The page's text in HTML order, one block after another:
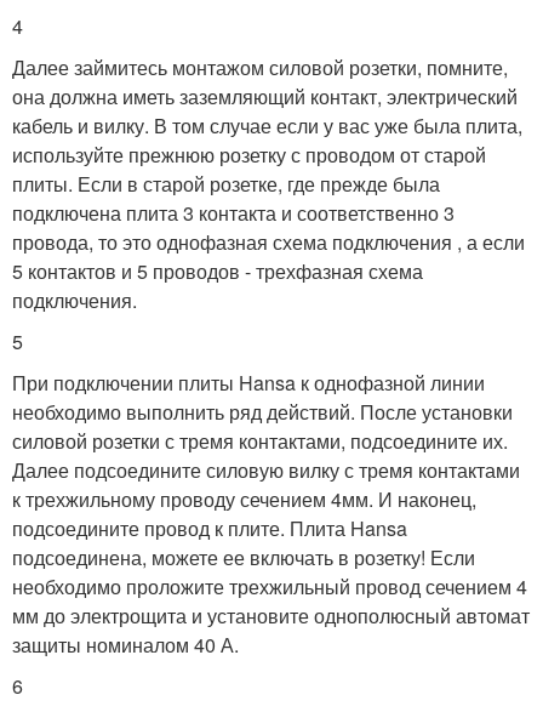
4
Далее займитесь монтажом силовой розетки, помните,
она должна иметь заземляющий контакт, электрический
кабель и вилку. В том случае если у вас уже была плита,
используйте прежнюю розетку с проводом от старой
плиты. Если в старой розетке, где прежде была
подключена плита 3 контакта и соответственно 3
провода, то это однофазная схема подключения , а если
5 контактов и 5 проводов - трехфазная схема
подключения.
5
При подключении плиты Hansa к однофазной линии
необходимо выполнить ряд действий. После установки
силовой розетки с тремя контактами, подсоедините их.
Далее подсоедините силовую вилку с тремя контактами
к трехжильному проводу сечением 4мм. И наконец,
подсоедините провод к плите. Плита Hansa
подсоединена, можете ее включать в розетку! Если
необходимо проложите трехжильный провод сечением 4
мм до электрощита и установите однополюсный автомат
защиты номиналом 40 А.
6